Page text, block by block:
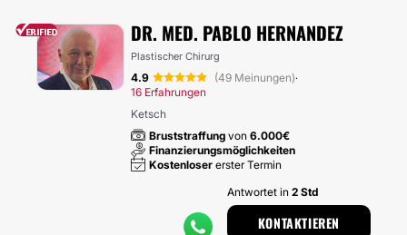
DR. MED. PABLO HERNANDEZ
Plastischer Chirurg
4.9 (49 Meinungen)·
16 Erfahrungen
Ketsch
Bruststraffung von 6.000€
Finanzierungsmöglichkeiten
Kostenloser erster Termin
Antwortet in 2 Std
KONTAKTIEREN